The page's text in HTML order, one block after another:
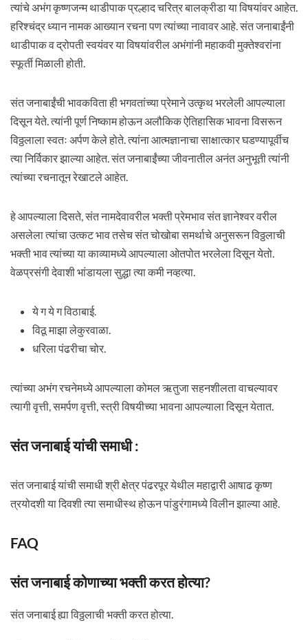
त्यांचे अभंग कृष्णजन्म थाडीपाक प्रल्हाद चरित्र बालक्रीडा या विषयांवर आहेत.
हरिश्चंद्र ध्यान नामक आख्यान रचना पण त्यांच्या नावावर आहे. संत जनाबाईंनी
थाडीपाक व द्रोपती स्वयंवर या विषयांवरील अभंगांनी महाकवी मुक्तेश्वरांना
स्फूर्ती मिळाली होती.
संत जनाबाईंची भावकविता ही भगवतांच्या प्रेमाने उत्कृथ भरलेली आपल्याला
दिसून येते. त्यांनी पूर्ण निष्काम होऊन अलौकिक ऐतिहासिक भावना विसरून
विठ्ठलाला स्वतः अर्पण केले होते. त्यांना आत्मज्ञानाचा साक्षात्कार घडण्यापूर्वीच
त्या निर्विकार झाल्या आहेत. संत जनाबाईंच्या जीवनातील अनंत अनुभूती त्यांनी
त्यांच्या रचनातून रेखाटले आहेत.
हे आपल्याला दिसते, संत नामदेवावरील भक्ती प्रेमभाव संत ज्ञानेश्वर वरील
असलेला त्यांचा उत्कट भाव तसेच संत चोखोबा समर्थाचे अनुसरून विठ्ठलाची
भक्ती भाव त्यांच्या या काव्यामध्ये आपल्याला ओतपोत भरलेला दिसून येतो.
वेळप्रसंगी देवाशी भांडायला सुद्धा त्या कमी नव्हत्या.
ये ग ये ग विठाबाई.
विठू माझा लेकुरवाळा.
धरिला पंढरीचा चोर.
त्यांच्या अभंग रचनेमध्ये आपल्याला कोमल ऋतुजा सहनशीलता वाचल्यावर
त्यागी वृत्ती, समर्पण वृत्ती, स्त्री विषयीच्या भावना आपल्याला दिसून येतात.
संत जनाबाई यांची समाधी :
संत जनाबाई यांची समाधी श्री क्षेत्र पंढरपूर येथील महाद्वारी आषाढ कृष्ण
त्रयोदशी या दिवशी त्या समाधीस्थ होऊन पांडुरंगामध्ये विलीन झाल्या आहे.
FAQ
संत जनाबाई कोणाच्या भक्ती करत होत्या?
संत जनाबाई ह्या विठ्ठलाची भक्ती करत होत्या.